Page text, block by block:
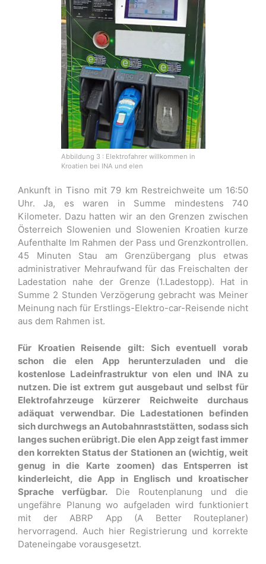
Abbildung 3 : Elektrofahrer willkommen in
Kroatien bei INA und elen
Ankunft in Tisno mit 79 km Restreichweite um 16:50
Uhr. Ja, es waren in Summe mindestens 740
Kilometer. Dazu hatten wir an den Grenzen zwischen
Österreich Slowenien und Slowenien Kroatien kurze
Aufenthalte Im Rahmen der Pass und Grenzkontrollen.
45 Minuten Stau am Grenzübergang plus etwas
administrativer Mehraufwand für das Freischalten der
Ladestation nahe der Grenze (1.Ladestopp). Hat in
Summe 2 Stunden Verzögerung gebracht was Meiner
Meinung nach für Erstlings-Elektro-car-Reisende nicht
aus dem Rahmen ist.
Für Kroatien Reisende gilt: Sich eventuell vorab
schon die elen App herunterzuladen und die
kostenlose Ladeinfrastruktur von elen und INA zu
nutzen. Die ist extrem gut ausgebaut und selbst für
Elektrofahrzeuge kürzerer Reichweite durchaus
adäquat verwendbar. Die Ladestationen befinden
sich durchwegs an Autobahnraststätten, sodass sich
langes suchen erübrigt. Die elen App zeigt fast immer
den korrekten Status der Stationen an (wichtig, weit
genug in die Karte zoomen) das Entsperren ist
kinderleicht, die App in Englisch und kroatischer
Sprache verfügbar. Die Routenplanung und die
ungefähre Planung wo aufgeladen wird funktioniert
mit der ABRP App (A Better Routeplaner)
hervorragend. Auch hier Registrierung und korrekte
Dateneingabe vorausgesetzt.